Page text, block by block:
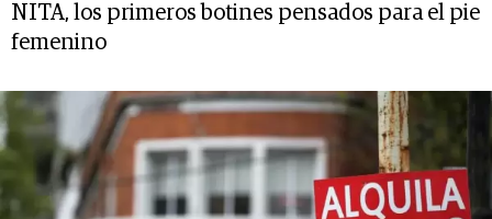
NITA, los primeros botines pensados para el pie
femenino